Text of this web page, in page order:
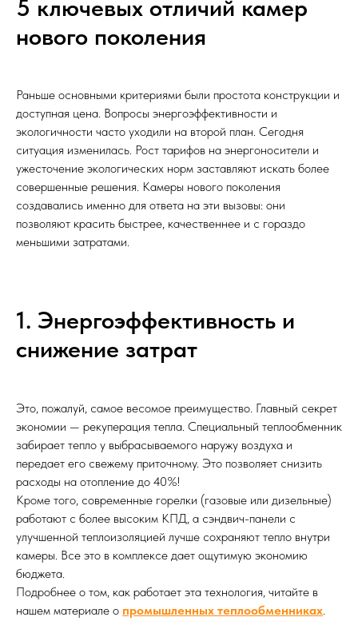
5 ключевых отличий камер
нового поколения
Раньше основными критериями были простота конструкции и
доступная цена. Вопросы энергоэффективности и
экологичности часто уходили на второй план. Сегодня
ситуация изменилась. Рост тарифов на энергоносители и
ужесточение экологических норм заставляют искать более
совершенные решения. Камеры нового поколения
создавались именно для ответа на эти вызовы: они
позволяют красить быстрее, качественнее и с гораздо
меньшими затратами.
1. Энергоэффективность и
снижение затрат
Это, пожалуй, самое весомое преимущество. Главный секрет
экономии — рекуперация тепла. Специальный теплообменник
забирает тепло у выбрасываемого наружу воздуха и
передает его свежему приточному. Это позволяет снизить
расходы на отопление до 40%!
Кроме того, современные горелки (газовые или дизельные)
работают с более высоким КПД, а сэндвич-панели с
улучшенной теплоизоляцией лучше сохраняют тепло внутри
камеры. Все это в комплексе дает ощутимую экономию
бюджета.
Подробнее о том, как работает эта технология, читайте в
нашем материале о промышленных теплообменниках.